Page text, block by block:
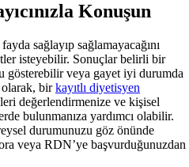
Konuşun
sağlayıp sağlamayacağını
isteyebilir. Sonuçlar belirli bir
gösterebilir veya gayet iyi durumda
birkayıtlı diyetisyen
değerlendirmenize ve kişisel
bulunmanıza yardımcı olabilir.
durumunuzu göz önünde
veya RDN’ye başvurduğunuzdan